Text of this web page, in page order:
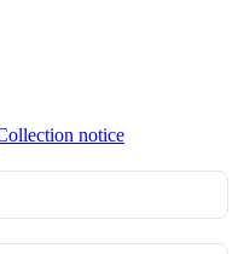
notice